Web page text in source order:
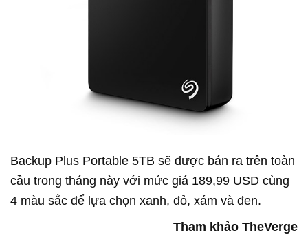
Backup Plus Portable 5TB sẽ được bán ra trên toàn
cầu trong tháng này với mức giá 189,99 USD cùng
4 màu sắc để lựa chọn xanh, đỏ, xám và đen.
Tham khảo TheVerge